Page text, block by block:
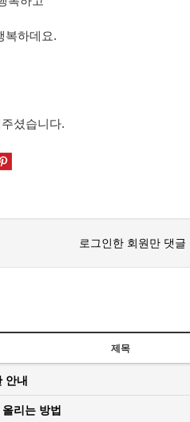
복하데요.
셨습니다.
로그인한 회원만 댓글
제목
안내
리는 방법